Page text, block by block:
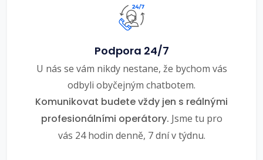
Podpora 24/7
U nás se vám nikdy nestane, že bychom vás
odbyli obyčejným chatbotem.
Komunikovat budete vždy jen s reálnými
profesionálními operátory. Jsme tu pro
vás 24 hodin denně, 7 dní v týdnu.